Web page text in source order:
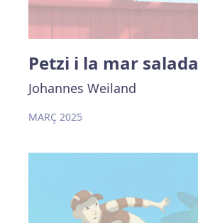
Petzi i la mar salada
Johannes Weiland
MARÇ 2025